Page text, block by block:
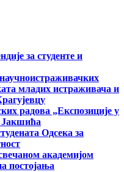
за студенте и
младих истраживача и
радова „Експозиције у
Јакшића
Одсека за
академијом
постојања